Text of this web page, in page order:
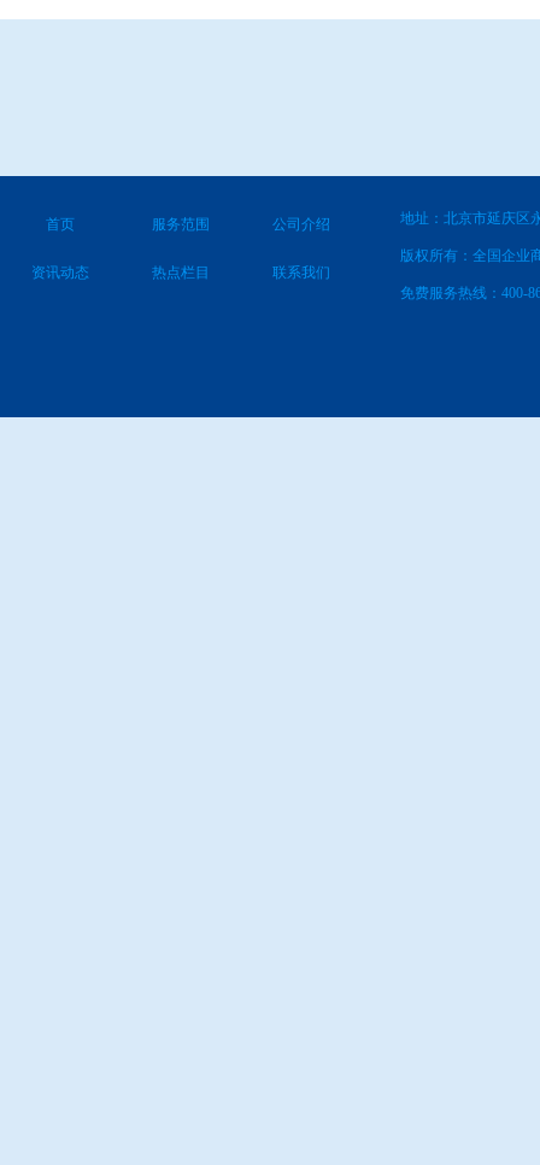
首页 服务范围 公司介绍
资讯动态 热点栏目 联系我们
地址：北京市延庆区
版权所有：全国企业
免费服务热线：